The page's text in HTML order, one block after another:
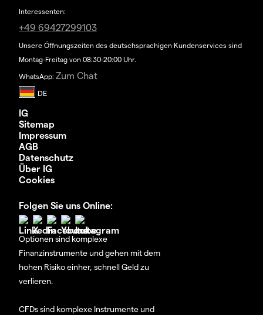
Interessenten:
+49 69427299103
Unsere Öffnungszeiten des deutschsprachigen Kundenservices sind
Montag-Freitag von 08:30-20:00 Uhr.
WhatsApp: Zum Chat
IG
Sitemap
Impressum
AGB
Datenschutz
Über IG
Cookies
Folgen Sie uns Online:
Optionen sind komplexe
Finanzinstrumente und gehen mit dem
hohen Risiko einher, schnell Geld zu
verlieren.
CFDs sind komplexe Instrumente und